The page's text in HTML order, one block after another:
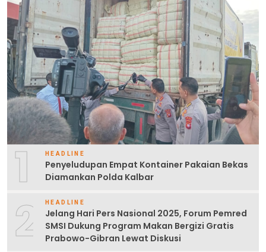
1 HEADLINE
Penyeludupan Empat Kontainer Pakaian Bekas
Diamankan Polda Kalbar
2 HEADLINE
Jelang Hari Pers Nasional 2025, Forum Pemred
SMSI Dukung Program Makan Bergizi Gratis
Prabowo-Gibran Lewat Diskusi